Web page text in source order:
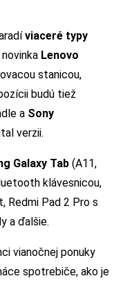
viaceré typy
Lenovo
stanicou,
budú tiež
a Sony
verzii.
Galaxy Tab (A11,
klávesnicou,
Redmi Pad 2 Pro s
a ďalšie.
vianočnej ponuky
spotrebiče, ako je